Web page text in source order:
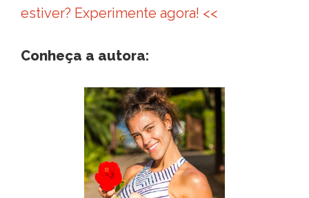
estiver? Experimente agora! <<
Conheça a autora: